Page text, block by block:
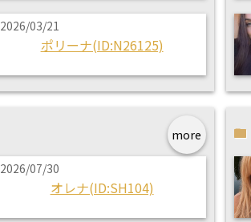
2026/03/21
ポリーナ(ID:N26125)
more
2026/07/30
オレナ(ID:SH104)